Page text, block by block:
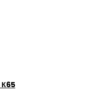
К65